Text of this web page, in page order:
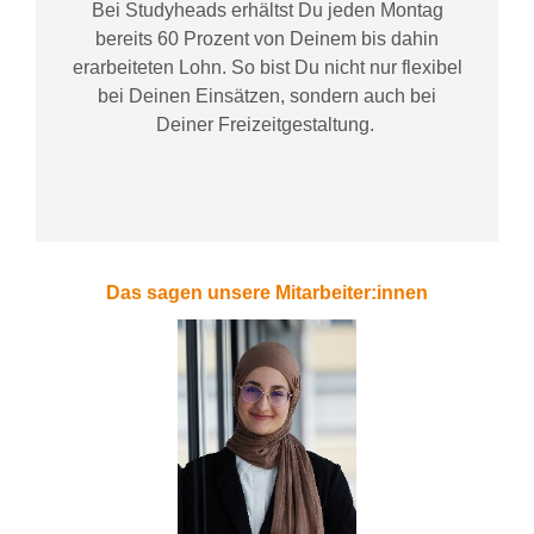
Bei Studyheadserhältst Du jeden Montag
bereits 60 Prozent von Deinem bis dahin
erarbeiteten Lohn. So bist Du nicht nur flexibel
bei Deinen Einsätzen, sondern auch bei
DeinerFreizeitgestaltung.
Das sagen unsere Mitarbeiter:innen